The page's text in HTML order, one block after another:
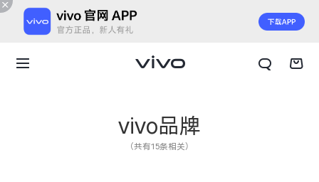
vivo品牌
（共有15条相关）